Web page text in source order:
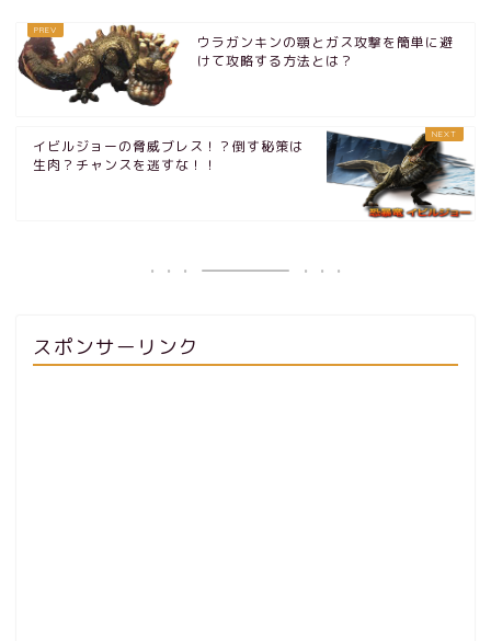
ウラガンキンの顎とガス攻撃を簡単に避
けて攻略する方法とは？
イビルジョーの脅威ブレス！？倒す秘策は
生肉？チャンスを逃すな！！
スポンサーリンク